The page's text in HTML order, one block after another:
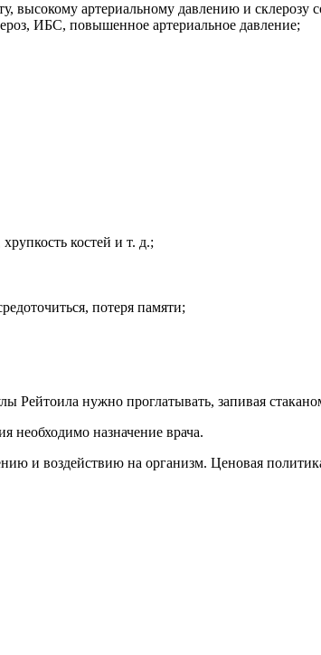
высокому артериальному давлению и склерозу
ИБС, повышенное артериальное давление;
костей и т. д.;
потеря памяти;
Рейтоила нужно проглатывать, запивая
необходимо назначение врача.
и воздействию на организм. Ценовая